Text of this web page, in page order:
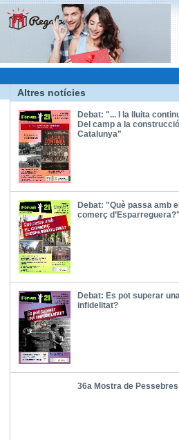
Altres notícies
Debat: "... I la lluita
Del camp a la
Catalunya"
Debat: "Què passa amb el
comerç d’Esparreguera?"
Debat: Es pot superar
infidelitat?
36a Mostra de Pessebres